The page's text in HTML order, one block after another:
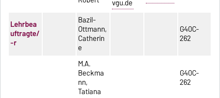
vgu.de
Lehrbea
uftragte/
-r
Bazil-
Ottmann,
Catherin
e
G40C-
262
M.A.
Beckma
nn,
Tatiana
G40C-
262